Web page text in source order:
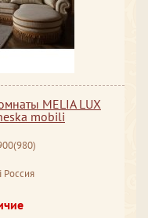
MELIA LUX
mobili
Россия